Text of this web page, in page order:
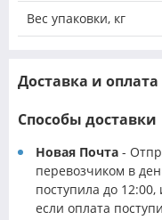
Вес упаковки, кг
Доставка и оплата
Способы доставки
Новая Почта -
перевозчиком в
поступила до
если оплата